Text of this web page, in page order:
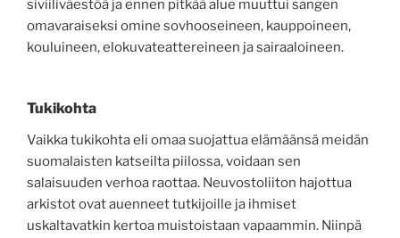
siviiliväestöä ja ennen pitkää alue muuttui sangen
omavaraiseksi omine sovhooseineen, kauppoineen,
kouluineen, elokuvateattereineen ja sairaaloineen.
Tukikohta
Vaikka tukikohta eli omaa suojattua elämäänsä meidän
suomalaisten katseilta piilossa, voidaan sen
salaisuuden verhoa raottaa. Neuvostoliiton hajottua
arkistot ovat auenneet tutkijoille ja ihmiset
uskaltavatkin kertoa muistoistaan vapaammin. Niinpä